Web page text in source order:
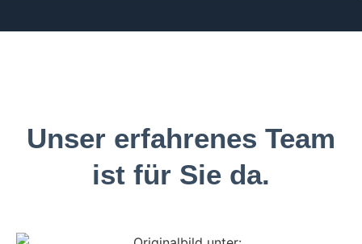
Unser erfahrenes Team
ist für Sie da.